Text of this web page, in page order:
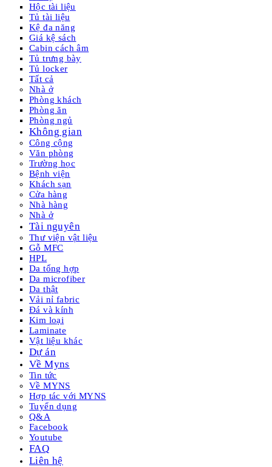
Hộc tài liệu
Tủ tài liệu
Kệ đa năng
Giá kệ sách
Cabin cách âm
Tủ trưng bày
Tủ locker
Tất cả
Nhà ở
Phòng khách
Phòng ăn
Phòng ngủ
Không gian
Công cộng
Văn phòng
Trường học
Bệnh viện
Khách sạn
Cửa hàng
Nhà hàng
Nhà ở
Tài nguyên
Thư viện vật liệu
Gỗ MFC
HPL
Da tổng hợp
Da microfiber
Da thật
Vải nỉ fabric
Đá và kính
Kim loại
Laminate
Vật liệu khác
Dự án
Về Myns
Tin tức
Về MYNS
Hợp tác với MYNS
Tuyển dụng
Q&A
Facebook
Youtube
FAQ
Liên hệ